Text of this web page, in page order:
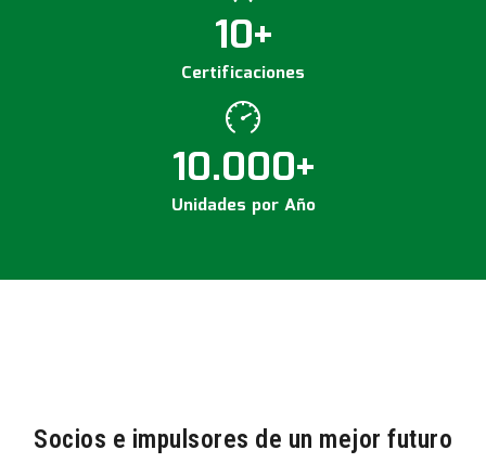
10+
Certificaciones
10.000+
Unidades por Año
Socios e impulsores de un mejor futuro